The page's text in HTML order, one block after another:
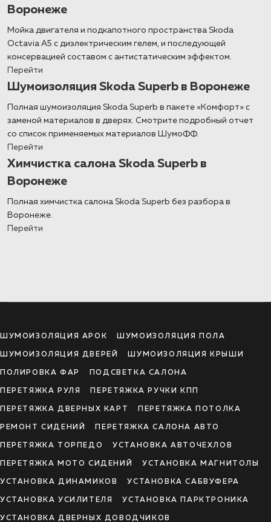
Воронеже
Мойка двигателя и подкапотного пространства Skoda
Octavia A5 с диэлектрическим гелем, и последующей
консервацией составом с антистатическим эффектом.
Перейти
Шумоизоляция Skoda Superb в Воронеже
Полная шумоизоляция Skoda Superb в пакете «Комфорт» с
заменой материалов в дверях. Смотрите подробный отчет
со список применяемых материалов ШумоФФ.
Перейти
Химчистка салона Skoda Superb в
Воронеже
Полная химчистка салона Skoda Superb без разбора в
Воронеже.
Перейти
ШУМОИЗОЛЯЦИЯ АРОК ШУМОИЗОЛЯЦИЯ ПОЛА
ШУМОИЗОЛЯЦИЯ ДВЕРЕЙ ШУМОИЗОЛЯЦИЯ КРЫШИ
ПОЛИРОВКА ФАР ПОДСВЕТКА САЛОНА
ПЕРЕТЯЖКА РУЛЯ ПЕРЕТЯЖКА РУЧКИ КПП
ПЕРЕТЯЖКА ДВЕРНЫХ КАРТ ПЕРЕТЯЖКА ПОТОЛКА
РЕМОНТ СИДЕНИЙ ПЕРЕТЯЖКА САЛОНА АВТО
ПЕРЕТЯЖКА ТОРПЕДО УСТАНОВКА АВТОЧЕХЛОВ
ПЕРЕТЯЖКА МОТО СИДЕНИЙ УСТАНОВКА МАГНИТОЛЫ
УСТАНОВКА ДИНАМИКОВ УСТАНОВКА САБВУФЕРА
УСТАНОВКА УСИЛИТЕЛЯ УСТАНОВКА ПАРКТРОНИКА
УСТАНОВКА ДВЕРНЫХ ДОВОДЧИКОВ